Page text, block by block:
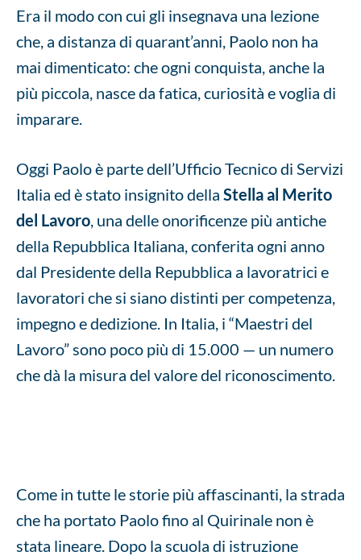
Era il modo con cui gli insegnava una lezione
che, a distanza di quarant’anni, Paolo non ha
mai dimenticato: che ogni conquista, anche la
più piccola, nasce da fatica, curiosità e voglia di
imparare.
Oggi Paolo è parte dell’Ufficio Tecnico di Servizi
Italia ed è stato insignito della Stella al Merito
del Lavoro , una delle onorificenze più antiche
della Repubblica Italiana, conferita ogni anno
dal Presidente della Repubblica a lavoratrici e
lavoratori che si siano distinti per competenza,
impegno e dedizione. In Italia, i “Maestri del
Lavoro” sono poco più di 15.000 — un numero
che dà la misura del valore del riconoscimento.
Come in tutte le storie più affascinanti, la strada
che ha portato Paolo fino al Quirinale non è
stata lineare. Dopo la scuola di istruzione